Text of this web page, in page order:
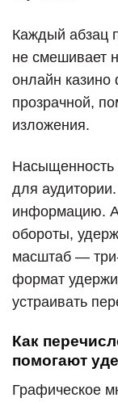
Каждый абзац
не смешивает
онлайн казино
прозрачной,
изложения.
Насыщенность
для
информацию.
обороты,
масштаб —
формат
устраивать
Как
помогают
Графическое